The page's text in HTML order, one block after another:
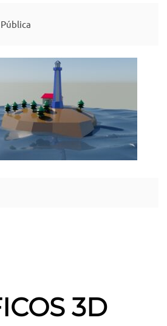
Pública
3D